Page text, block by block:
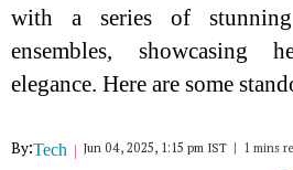
with a series of
ensembles, showcasing
elegance. Here are some
By:Tech Jun 04, 2025, 1:15 pm IST 1 mins